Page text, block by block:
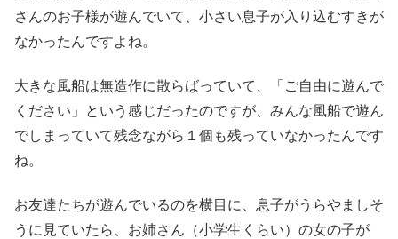
さんのお子様が遊んでいて、小さい息子が入り込むすきが
なかったんですよね。
大きな風船は無造作に散らばっていて、「ご自由に遊んで
ください」という感じだったのですが、みんな風船で遊ん
でしまっていて残念ながら１個も残っていなかったんです
ね。
お友達たちが遊んでいるのを横目に、息子がうらやましそ
うに見ていたら、お姉さん（小学生くらい）の女の子が